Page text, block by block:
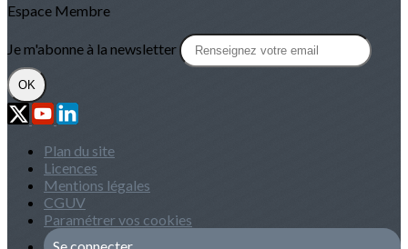
Espace Membre
Je m'abonne à la newsletter
OK
Plan du site
Licences
Mentions légales
CGUV
Paramétrer vos cookies
Se connecter